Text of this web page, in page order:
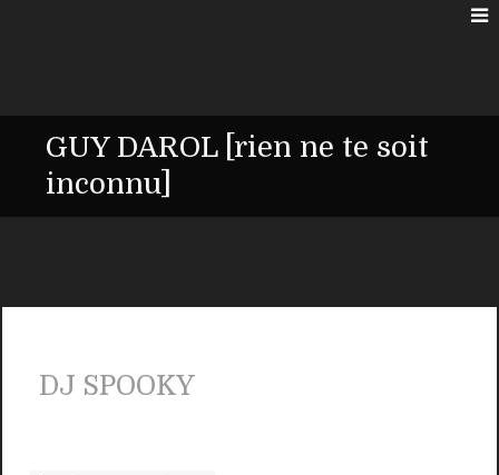
GUY DAROL [rien ne te soit
inconnu]
DJ SPOOKY